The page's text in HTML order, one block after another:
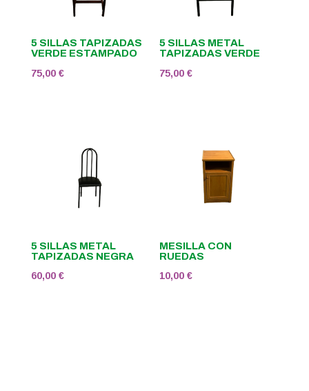
5 SILLAS TAPIZADAS
VERDE ESTAMPADO
75,00 €
5 SILLAS METAL
TAPIZADAS VERDE
75,00€
5 SILLAS METAL
TAPIZADAS NEGRA
60,00 €
MESILLA CON
RUEDAS
10,00€